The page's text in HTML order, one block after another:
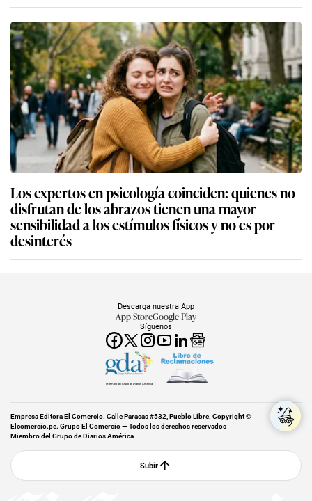
Los expertos en psicología coinciden: quienes no
disfrutan de los abrazos tienen una mayor
sensibilidad a los estímulos físicos y no es por
desinterés
Síguenos
Descarga nuestra App
App StoreGoogle Play
Miembro del Grupo de Diarios América
Empresa Editora El Comercio. Calle Paracas #532, Pueblo Libre. Copyright ©
Elcomercio.pe. Grupo El Comercio — Todos los derechos reservados
Miembro del Grupo de Diarios América
Subir